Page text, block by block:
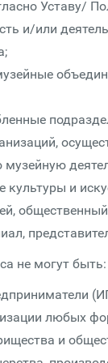
Уставу/
и/или
культуры и
не могут быть:
любых
и